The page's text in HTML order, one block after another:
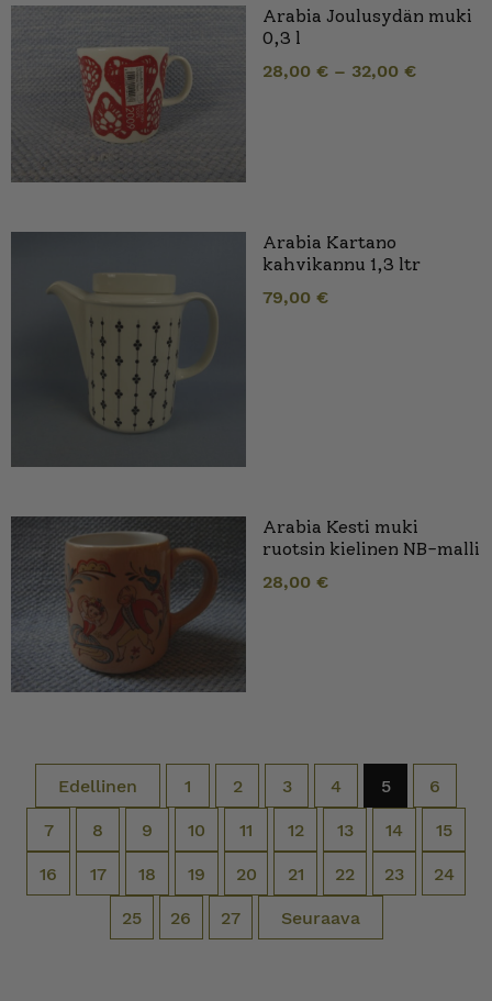
Arabia Joulusydän muki
0,3 l
28,00 € – 32,00 €
Arabia Kartano
kahvikannu 1,3 ltr
79,00 €
Arabia Kesti muki
ruotsin kielinen NB-malli
28,00 €
Edellinen 1 2 3 4 5 6
7 8 9 10 11 12 13 14 15
16 17 18 19 20 21 22 23 24
25 26 27 Seuraava